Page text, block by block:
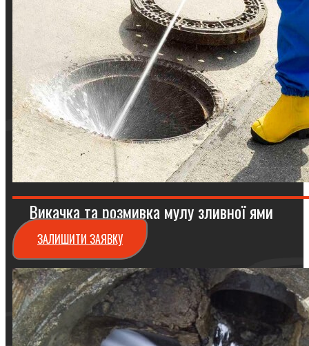
Викачка та розмивка мулу зливної ями
ЗАЛИШИТИ ЗАЯВКУ